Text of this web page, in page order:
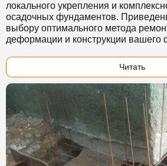
локального укрепления и
осадочных фундаментов.
выбору оптимального метода
деформации и конструкции вашего
Читать